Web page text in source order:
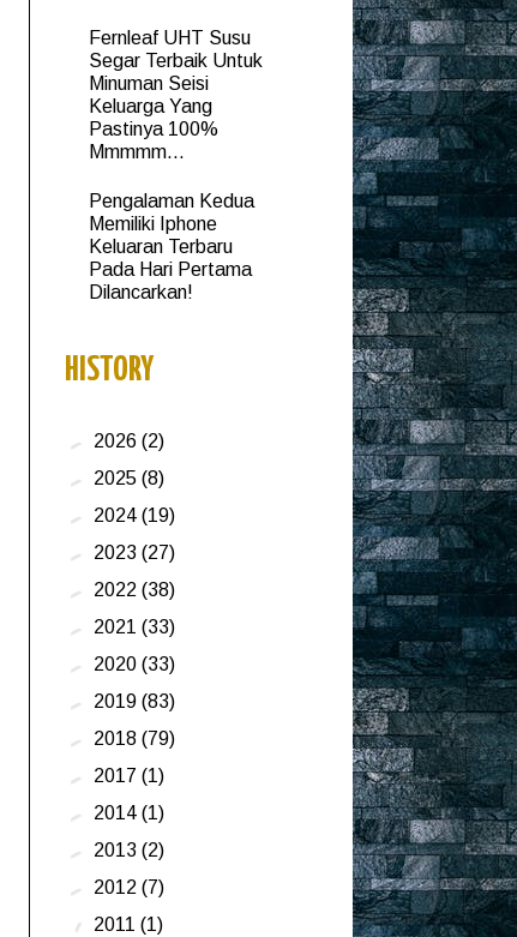
Fernleaf UHT Susu
Segar Terbaik Untuk
Minuman Seisi
Keluarga Yang
Pastinya 100%
Mmmmm...
Pengalaman Kedua
Memiliki Iphone
Keluaran Terbaru
Pada Hari Pertama
Dilancarkan!
HISTORY
► 2026 (2)
► 2025 (8)
► 2024 (19)
► 2023 (27)
► 2022 (38)
► 2021 (33)
► 2020 (33)
► 2019 (83)
► 2018 (79)
► 2017 (1)
► 2014 (1)
► 2013 (2)
► 2012 (7)
▼ 2011 (1)